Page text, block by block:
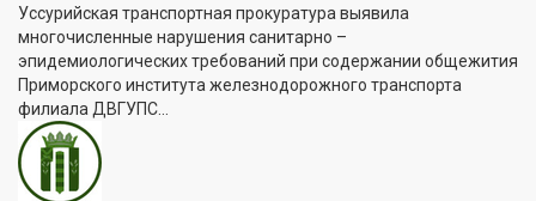
Уссурийская транспортная прокуратура выявила
многочисленные нарушения санитарно –
эпидемиологических требований при содержании общежития
Приморского института железнодорожного транспорта
филиала ДВГУПС...